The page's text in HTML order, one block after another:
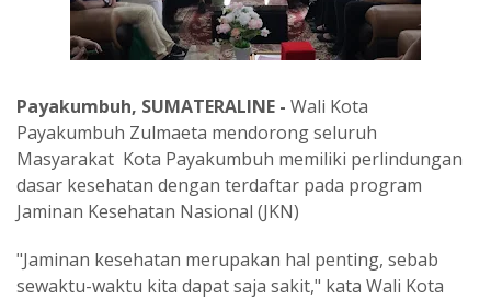
Payakumbuh, SUMATERALINE - Wali Kota
Payakumbuh Zulmaeta mendorong seluruh
Masyarakat Kota Payakumbuh memiliki perlindungan
dasar kesehatan dengan terdaftar pada program
Jaminan Kesehatan Nasional (JKN)
"Jaminan kesehatan merupakan hal penting, sebab
sewaktu-waktu kita dapat saja sakit," kata Wali Kota